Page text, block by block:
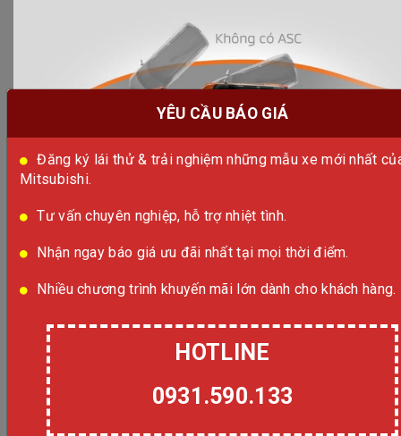
chuẩn như hệ thống chống bó cứng phanh
(BA), cân bằng điện tử & kiểm soát lực kéo (ASC
khởi hành ngang dốc (HSA), đèn báo phanh
(ESS), cảm biến lùi mang lại trải nghiệm an toàn
cho cả gia đình.
YÊU CẦU BÁO GIÁ
Đăng ký lái thử & trải nghiệm những mẫu xe mới nhất
Mitsubishi.
Tư vấn chuyên nghiệp, hỗ trợ nhiệt tình.
Nhận ngay báo giá ưu đãi nhất tại mọi thời điểm.
Nhiều chương trình khuyến mãi lớn dành cho khách hàng.
HOTLINE
0931.590.133